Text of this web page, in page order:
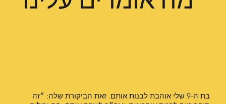
בת ה-9 שלי אוהבת לבנות אותם. זאת הביקורת שלה: ״זה